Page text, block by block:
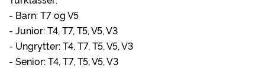
- Barn: T7 og V5
- Junior: T4, T7, T5, V5, V3
- Ungrytter: T4, T7, T5, V5, V3
- Senior: T4, T7, T5, V5, V3